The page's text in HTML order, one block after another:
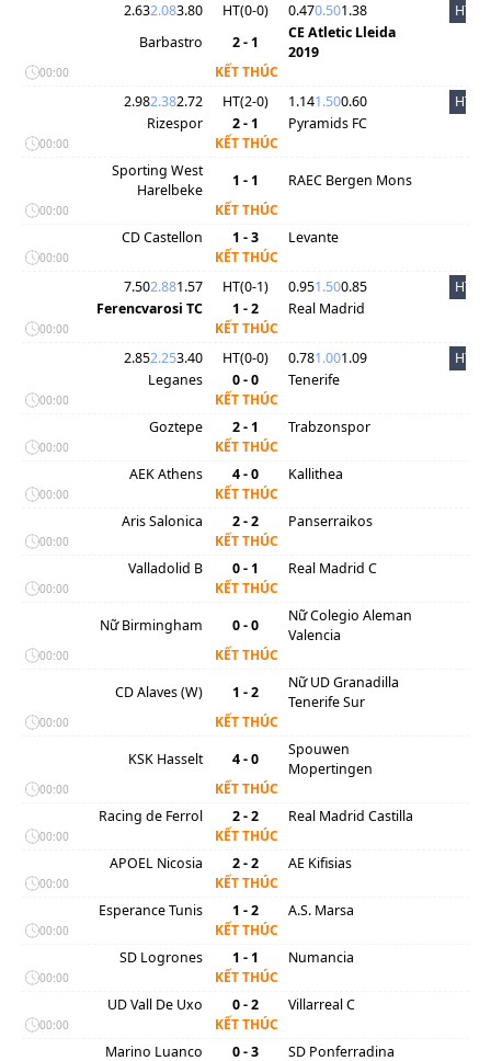
2.632.083.80 HT(0-0) 0.470.501.38
HT
Barbastro
2 - 1
CE Atletic Lleida
2019
00:00
KẾT THÚC
2.982.382.72 HT(2-0) 1.141.500.60
HT
Rizespor
2 - 1 Pyramids FC
00:00
KẾT THÚC
Sporting West
Harelbeke
1 - 1 RAEC Bergen Mons
00:00
KẾT THÚC
CD Castellon
1 - 3 Levante
00:00
KẾT THÚC
7.502.881.57 HT(0-1) 0.951.500.85
HT
Ferencvarosi TC
1 - 2 Real Madrid
00:00
KẾT THÚC
2.852.253.40 HT(0-0) 0.781.001.09
HT
Leganes
0 - 0 Tenerife
00:00
KẾT THÚC
Goztepe
2 - 1 Trabzonspor
00:00
KẾT THÚC
AEK Athens
4 - 0 Kallithea
00:00
KẾT THÚC
Aris Salonica
2 - 2 Panserraikos
00:00
KẾT THÚC
Valladolid B
0 - 1 Real Madrid C
00:00
KẾT THÚC
Nữ Birmingham
0 - 0
Nữ Colegio Aleman
Valencia
00:00
KẾT THÚC
CD Alaves (W)
1 - 2
Nữ UD Granadilla
Tenerife Sur
00:00
KẾT THÚC
KSK Hasselt
4 - 0
Spouwen
Mopertingen
00:00
KẾT THÚC
Racing de Ferrol
2 - 2 Real Madrid Castilla
00:00
KẾT THÚC
APOEL Nicosia
2 - 2 AE Kifisias
00:00
KẾT THÚC
Esperance Tunis
1 - 2 A.S. Marsa
00:00
KẾT THÚC
SD Logrones
1 - 1 Numancia
00:00
KẾT THÚC
UD Vall De Uxo
0 - 2 Villarreal C
00:00
KẾT THÚC
Marino Luanco
0 - 3 SD Ponferradina